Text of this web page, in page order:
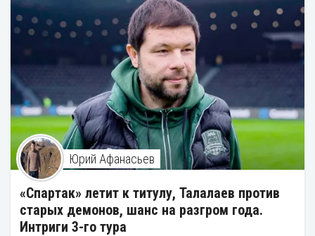
Юрий Афанасьев
«Спартак» летит к титулу, Талалаев против
старых демонов, шанс на разгром года.
Интриги 3-го тура